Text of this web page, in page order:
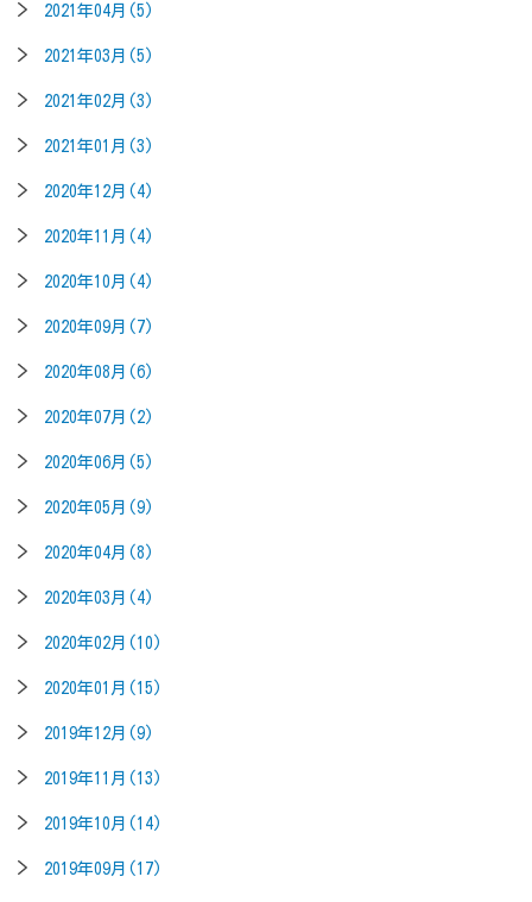
2021年04月(5)
2021年03月(5)
2021年02月(3)
2021年01月(3)
2020年12月(4)
2020年11月(4)
2020年10月(4)
2020年09月(7)
2020年08月(6)
2020年07月(2)
2020年06月(5)
2020年05月(9)
2020年04月(8)
2020年03月(4)
2020年02月(10)
2020年01月(15)
2019年12月(9)
2019年11月(13)
2019年10月(14)
2019年09月(17)